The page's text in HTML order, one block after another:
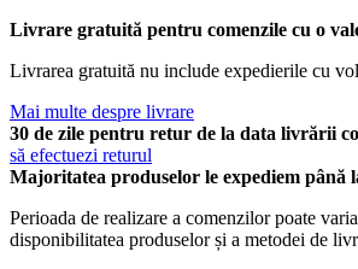
Livrare gratuită pentru comenzile cu o
Livrarea gratuită nu include expedierile cu
Mai multe despre livrare
30 de zile pentru retur de la data livrării
să efectuezi returul
Majoritatea produselor le expediem până
Perioada de realizare a comenzilor poate
disponibilitatea produselor și a metodei de